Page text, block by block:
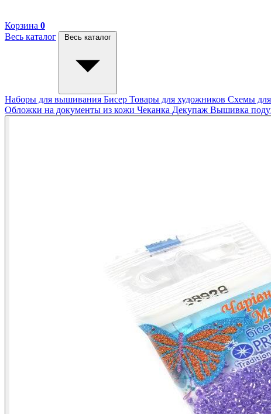
Корзина 0
Весь каталог
Весь каталог
Наборы для вышивания Бисер Товары для художников Схемы
Обложки на документы из кожи Чеканка Декупаж Вышивка